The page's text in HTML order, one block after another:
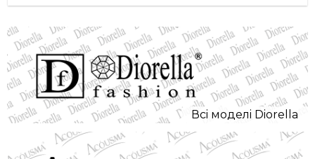
Всi моделi Diorella